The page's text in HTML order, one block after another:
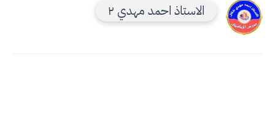
الاستاذ احمد مهدي ٢